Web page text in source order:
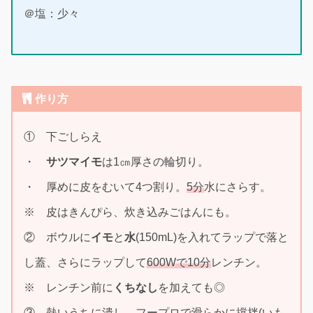
＠塩：少々
作り方
① 下ごしらえ
・ サツマイモは1㎝厚さの輪切り。
・ 厚めに皮をむいて4つ割り。 5分水にさらす。
※ 皮はきんぴら、炊き込みごはんにも。
② ボウルにイモと 水(150mL)を入れてラップで落と
し蓋、さらにラップして600Wで10分レンチン。
※ レンチン前に くちなし を加えても◎